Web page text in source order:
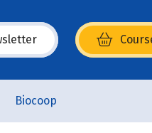
une nouvelle fenêtre)
Biocoop